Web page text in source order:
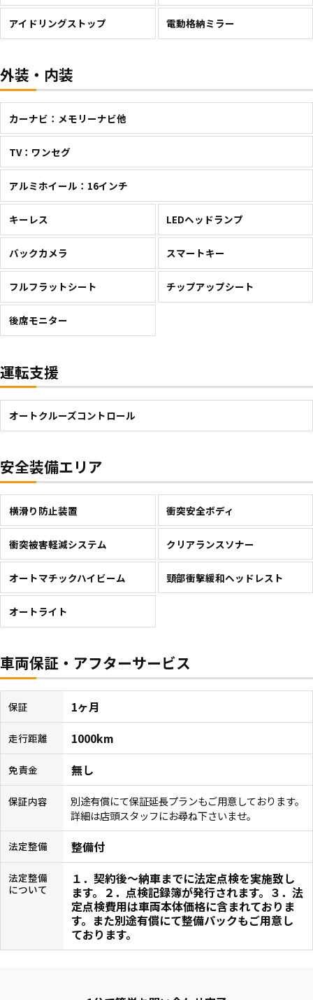
アイドリングストップ 電動格納ミラー
外装・内装
カーナビ：メモリーナビ他
TV：ワンセグ
アルミホイール：16インチ
キーレス LEDヘッドランプ
バックカメラ スマートキー
フルフラットシート チップアップシート
後席モニター
運転支援
オートクルーズコントロール
安全装備エリア
横滑り防止装置 衝突安全ボディ
衝突被害軽減システム クリアランスソナー
オートマチックハイビーム 頸部衝撃緩和ヘッドレスト
オートライト
車両保証・アフターサービス
保証 1ヶ月
走行距離 1000km
免責金 無し
保証内容
別途有償にて保証延長プランもご用意しております。
詳細は店頭スタッフにお尋ね下さいませ。
法定整備 整備付
法定整備
について
１．契約後〜納車までに法定点検を実施致し
ます。２．点検記録簿が発行されます。３．法
定点検費用は車両本体価格に含まれておりま
す。また別途有償にて整備パックもご用意し
ております。